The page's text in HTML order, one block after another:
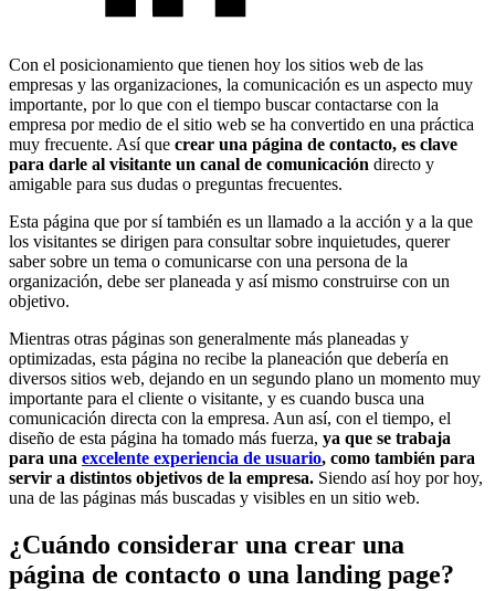
Con el posicionamiento que tienen hoy los sitios web de las
empresas y las organizaciones, la comunicación es un aspecto muy
importante, por lo que con el tiempo buscar contactarse con la
empresa por medio de el sitio web se ha convertido en una práctica
muy frecuente. Así que crear una página de contacto, es clave
para darle al visitante un canal de comunicación directo y
amigable para sus dudas o preguntas frecuentes.
Esta página que por sí también es un llamado a la acción y a la que
los visitantes se dirigen para consultar sobre inquietudes, querer
saber sobre un tema o comunicarse con una persona de la
organización, debe ser planeada y así mismo construirse con un
objetivo.
Mientras otras páginas son generalmente más planeadas y
optimizadas, esta página no recibe la planeación que debería en
diversos sitios web, dejando en un segundo plano un momento muy
importante para el cliente o visitante, y es cuando busca una
comunicación directa con la empresa. Aun así, con el tiempo, el
diseño de esta página ha tomado más fuerza, ya que se trabaja
para una excelente experiencia de usuario, como también para
servir a distintos objetivos de la empresa. Siendo así hoy por hoy,
una de las páginas más buscadas y visibles en un sitio web.
¿Cuándo considerar una crear una
página de contacto o una landing page?